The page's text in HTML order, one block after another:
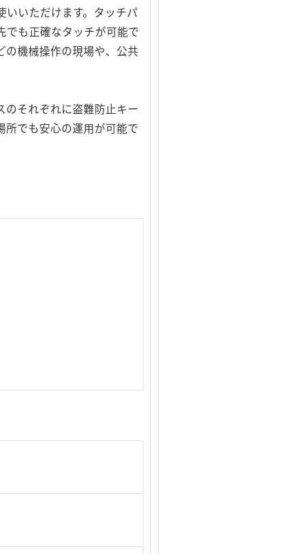
いいただけます。タッチパ
でも正確なタッチが可能で
の機械操作の現場や、公共
のそれぞれに盗難防止キー
所でも安心の運用が可能で